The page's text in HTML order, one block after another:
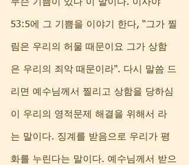
무슨 기쁨이 있나 이 말이다. 이사야
53:5에 그 기쁨을 이야기 한다, “그가 찔
림은 우리의 허물 때문이요 그가 상함
은 우리의 죄악 때문이라". 다시 말씀 드
리면 예수님께서 찔리고 상함을 당하심
이 우리의 영적문제 해결을 위해서 라
는 말이다. 징계를 받음으로 우리가 평
화를 누린다는 말이다. 예수님께서 받으